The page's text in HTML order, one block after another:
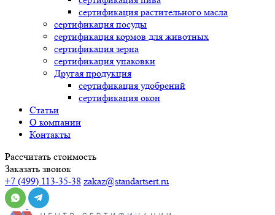
сертификация растительного масла
сертификация посуды
сертификация кормов для животных
сертификация зерна
сертификация упаковки
Другая продукция
сертификация удобрений
сертификация окон
Статьи
О компании
Контакты
Рассчитать стоимость
Заказать звонок
+7 (499) 113-35-38 zakaz@standartsert.ru